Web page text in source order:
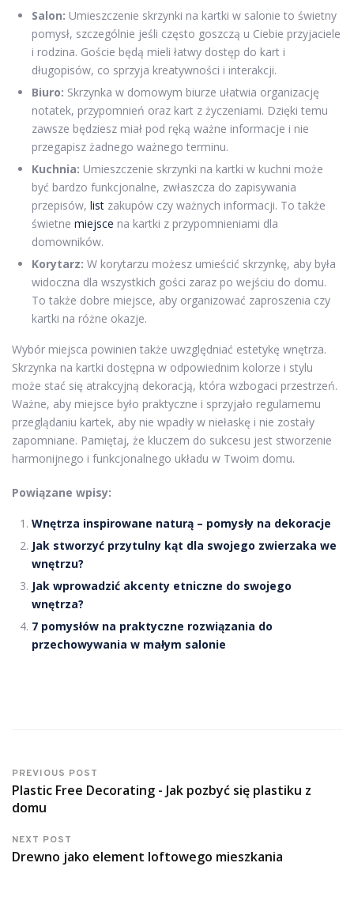
Salon: Umieszczenie skrzynki na kartki w salonie to świetny
pomysł, szczególnie jeśli często goszczą u Ciebie przyjaciele
i rodzina. Goście będą mieli łatwy dostęp do kart i
długopisów, co sprzyja kreatywności i interakcji.
Biuro: Skrzynka w domowym biurze ułatwia organizację
notatek, przypomnień oraz kart z życzeniami. Dzięki temu
zawsze będziesz miał pod ręką ważne informacje i nie
przegapisz żadnego ważnego terminu.
Kuchnia: Umieszczenie skrzynki na kartki w kuchni może
być bardzo funkcjonalne, zwłaszcza do zapisywania
przepisów, list zakupów czy ważnych informacji. To także
świetne miejsce na kartki z przypomnieniami dla
domowników.
Korytarz: W korytarzu możesz umieścić skrzynkę, aby była
widoczna dla wszystkich gości zaraz po wejściu do domu.
To także dobre miejsce, aby organizować zaproszenia czy
kartki na różne okazje.
Wybór miejsca powinien także uwzględniać estetykę wnętrza.
Skrzynka na kartki dostępna w odpowiednim kolorze i stylu
może stać się atrakcyjną dekoracją, która wzbogaci przestrzeń.
Ważne, aby miejsce było praktyczne i sprzyjało regularnemu
przeglądaniu kartek, aby nie wpadły w niełaskę i nie zostały
zapomniane. Pamiętaj, że kluczem do sukcesu jest stworzenie
harmonijnego i funkcjonalnego układu w Twoim domu.
Powiązane wpisy:
Wnętrza inspirowane naturą – pomysły na dekoracje
Jak stworzyć przytulny kąt dla swojego zwierzaka we
wnętrzu?
Jak wprowadzić akcenty etniczne do swojego
wnętrza?
7 pomysłów na praktyczne rozwiązania do
przechowywania w małym salonie
PREVIOUS POST
Plastic Free Decorating - Jak pozbyć się plastiku z
domu
NEXT POST
Drewno jako element loftowego mieszkania